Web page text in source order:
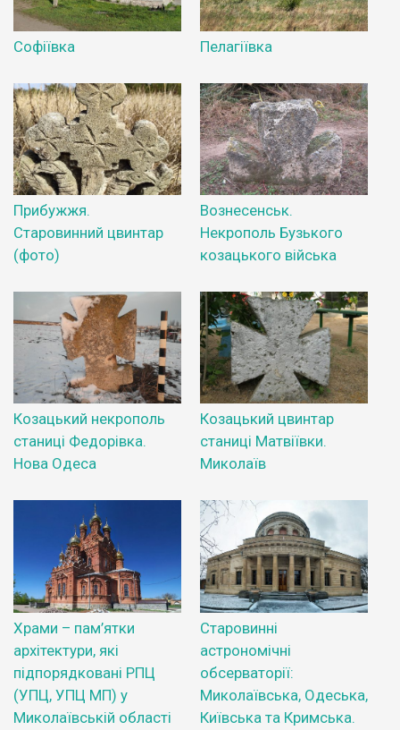
Софіївка Пелагіївка
Прибужжя.
Старовинний цвинтар
(фото)
Вознесенськ.
Некрополь Бузького
козацького війська
Козацький некрополь
станиці Федорівка.
Нова Одеса
Козацький цвинтар
станиці Матвіївки.
Миколаїв
Храми – пам’ятки
архітектури, які
підпорядковані РПЦ
(УПЦ, УПЦ МП) у
Миколаївській області
Старовинні
астрономічні
обсерваторії:
Миколаївська, Одеська,
Київська та Кримська.